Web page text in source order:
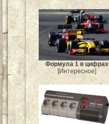
Формула 1 в цифрах
[Интересное]